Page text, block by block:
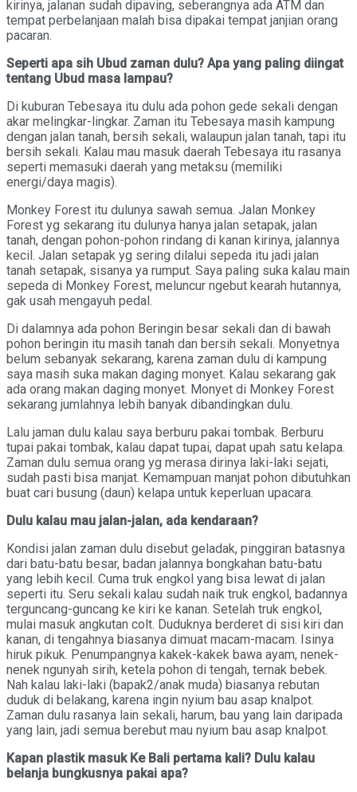
kirinya, jalanan sudah dipaving, seberangnya ada ATM dan
tempat perbelanjaan malah bisa dipakai tempat janjian orang
pacaran.
Seperti apa sih Ubud zaman dulu? Apa yang paling diingat
tentang Ubud masa lampau?
Di kuburan Tebesaya itu dulu ada pohon gede sekali dengan
akar melingkar-lingkar. Zaman itu Tebesaya masih kampung
dengan jalan tanah, bersih sekali, walaupun jalan tanah, tapi itu
bersih sekali. Kalau mau masuk daerah Tebesaya itu rasanya
seperti memasuki daerah yang metaksu (memiliki
energi/daya magis).
Monkey Forest itu dulunya sawah semua. Jalan Monkey
Forest yg sekarang itu dulunya hanya jalan setapak, jalan
tanah, dengan pohon-pohon rindang di kanan kirinya, jalannya
kecil. Jalan setapak yg sering dilalui sepeda itu jadi jalan
tanah setapak, sisanya ya rumput. Saya paling suka kalau main
sepeda di Monkey Forest, meluncur ngebut kearah hutannya,
gak usah mengayuh pedal.
Di dalamnya ada pohon Beringin besar sekali dan di bawah
pohon beringin itu masih tanah dan bersih sekali. Monyetnya
belum sebanyak sekarang, karena zaman dulu di kampung
saya masih suka makan daging monyet. Kalau sekarang gak
ada orang makan daging monyet. Monyet di Monkey Forest
sekarang jumlahnya lebih banyak dibandingkan dulu.
Lalu jaman dulu kalau saya berburu pakai tombak. Berburu
tupai pakai tombak, kalau dapat tupai, dapat upah satu kelapa.
Zaman dulu semua orang yg merasa dirinya laki-laki sejati,
sudah pasti bisa manjat. Kemampuan manjat pohon dibutuhkan
buat cari busung (daun) kelapa untuk keperluan upacara.
Dulu kalau mau jalan-jalan, ada kendaraan?
Kondisi jalan zaman dulu disebut geladak, pinggiran batasnya
dari batu-batu besar, badan jalannya bongkahan batu-batu
yang lebih kecil. Cuma truk engkol yang bisa lewat di jalan
seperti itu. Seru sekali kalau sudah naik truk engkol, badannya
terguncang-guncang ke kiri ke kanan. Setelah truk engkol,
mulai masuk angkutan colt. Duduknya berderet di sisi kiri dan
kanan, di tengahnya biasanya dimuat macam-macam. Isinya
hiruk pikuk. Penumpangnya kakek-kakek bawa ayam, nenek-
nenek ngunyah sirih, ketela pohon di tengah, ternak bebek.
Nah kalau laki-laki (bapak2/anak muda) biasanya rebutan
duduk di belakang, karena ingin nyium bau asap knalpot.
Zaman dulu rasanya lain sekali, harum, bau yang lain daripada
yang lain, jadi semua berebut mau nyium bau asap knalpot.
Kapan plastik masuk Ke Bali pertama kali? Dulu kalau
belanja bungkusnya pakai apa?